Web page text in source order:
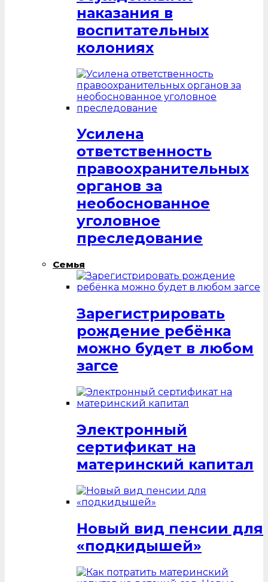
наказания в
воспитательных
колониях
Усилена
ответственность
правоохранительных
органов за
необоснованное
уголовное
преследование
Семья
Зарегистрировать
рождение ребёнка
можно будет в любом
загсе
Электронный
сертификат на
материнский капитал
Новый вид пенсии для
«подкидышей»